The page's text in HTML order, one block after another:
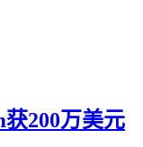
200万美元